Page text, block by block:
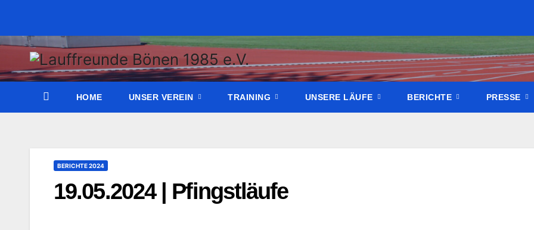
wechseln
HOME UNSER VEREIN TRAINING UNSERE LÄUFE BERICHTE PRESSE
BERICHTE 2024
19.05.2024 | Pfingstläufe